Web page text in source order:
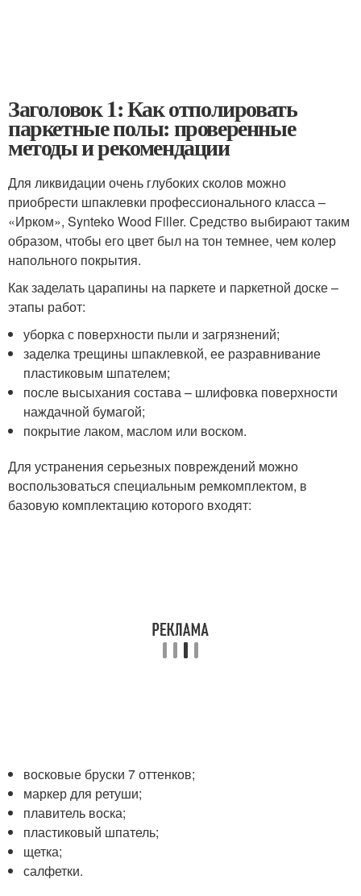
Заголовок 1: Как отполировать
паркетные полы: проверенные
методы и рекомендации
Для ликвидации очень глубоких сколов можно
приобрести шпаклевки профессионального класса –
«Ирком», Synteko Wood Filler. Средство выбирают таким
образом, чтобы его цвет был на тон темнее, чем колер
напольного покрытия.
Как заделать царапины на паркете и паркетной доске –
этапы работ:
уборка с поверхности пыли и загрязнений;
заделка трещины шпаклевкой, ее разравнивание
пластиковым шпателем;
после высыхания состава – шлифовка поверхности
наждачной бумагой;
покрытие лаком, маслом или воском.
Для устранения серьезных повреждений можно
воспользоваться специальным ремкомплектом, в
базовую комплектацию которого входят:
восковые бруски 7 оттенков;
маркер для ретуши;
плавитель воска;
пластиковый шпатель;
щетка;
салфетки.